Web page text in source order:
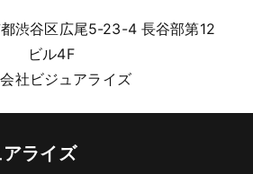
渋谷区広尾5-23-4 長谷部第12
ビル4F
社ビジュアライズ
ライズ